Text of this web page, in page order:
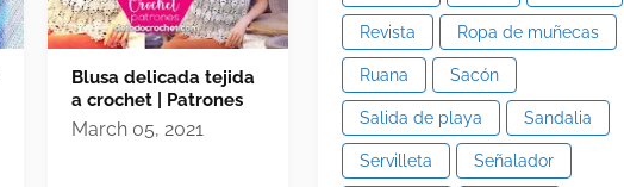
Blusa delicada tejida
a crochet | Patrones
March 05, 2021
Revista Ropa de muñecas
Ruana Sacón
Salida de playa Sandalia
Servilleta Señalador